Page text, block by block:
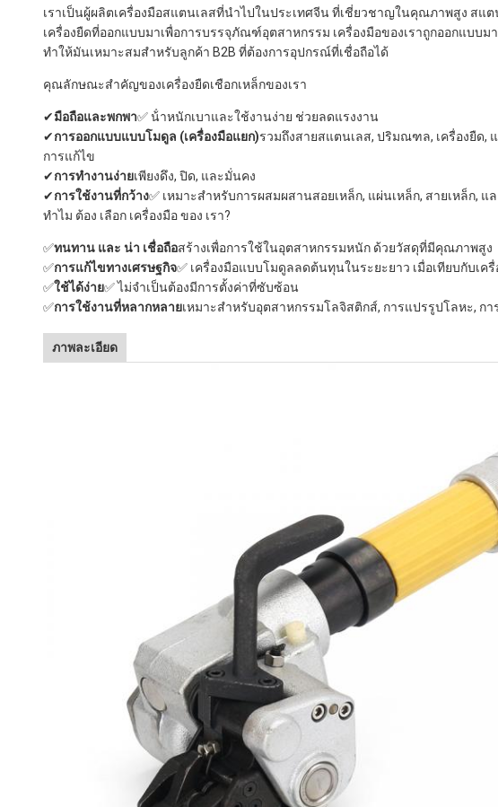
เราเป็นผู้ผลิตเครื่องมือสแตนเลสที่นําไปในประเทศจีน ที่เชี่ยวชาญในคุณภาพสูง สแต
เครื่องยืดที่ออกแบบมาเพื่อการบรรจุภัณฑ์อุตสาหกรรม เครื่องมือของเราถูกออกแบบ
ทําให้มันเหมาะสมสําหรับลูกค้า B2B ที่ต้องการอุปกรณ์ที่เชื่อถือได้
คุณลักษณะสําคัญของเครื่องยืดเชือกเหล็กของเรา
✔มือถือและพกพา✅ น้ําหนักเบาและใช้งานง่าย ช่วยลดแรงงาน
✔การออกแบบแบบโมดูล (เครื่องมือแยก)รวมถึงสายสแตนเลส, ปริมณฑล, เครื่องยืด,
การแก้ไข
✔การทํางานง่ายเพียงดึง, ปิด, และมั่นคง
✔การใช้งานที่กว้าง✅ เหมาะสําหรับการผสมผสานสอยเหล็ก, แผ่นเหล็ก, สายเหล็ก,
ทําไม ต้อง เลือก เครื่องมือ ของ เรา?
✅ทนทาน และ น่า เชื่อถือสร้างเพื่อการใช้ในอุตสาหกรรมหนัก ด้วยวัสดุที่มีคุณภาพสูง
✅การแก้ไขทางเศรษฐกิจ✅ เครื่องมือแบบโมดูลลดต้นทุนในระยะยาว เมื่อเทียบกับเค
✅ใช้ได้ง่าย✅ ไม่จําเป็นต้องมีการตั้งค่าที่ซับซ้อน
✅การใช้งานที่หลากหลายเหมาะสําหรับอุตสาหกรรมโลจิสติกส์, การแปรรูปโลหะ, กา
ภาพละเอียด